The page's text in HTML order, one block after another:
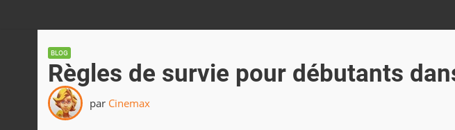
BLOG
Règles de survie pour débutants
par Cinemax